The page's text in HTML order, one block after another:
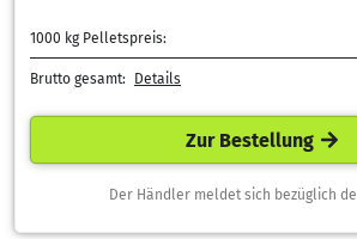
1000 kg Pelletspreis:
Brutto gesamt: Details
Zur Bestellung
Der Händler meldet sich bezüglich